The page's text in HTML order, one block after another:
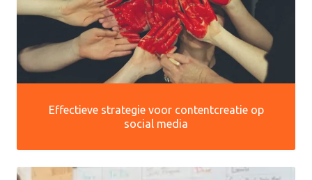
Effectieve strategie voor contentcreatie op
social media